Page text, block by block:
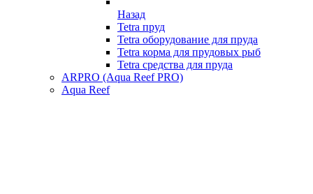
Назад
Tetra пруд
Tetra оборудование для пруда
Tetra корма для прудовых рыб
Tetra средства для пруда
ARPRO (Aqua Reef PRO)
Aqua Reef